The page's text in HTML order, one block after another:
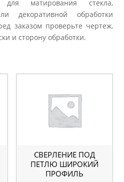
для матирования стекла,
декоративной обработки
заказом проверьте чертеж,
и сторону обработки.
СВЕРЛЕНИЕ ПОД
ПЕТЛЮ ШИРОКИЙ
ПРОФИЛЬ